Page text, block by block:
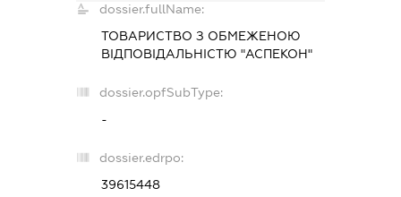
dossier.fullName:
ТОВАРИСТВО З ОБМЕЖЕНОЮ
ВІДПОВІДАЛЬНІСТЮ "АСПЕКОН"
dossier.opfSubType:
-
dossier.edrpo:
39615448